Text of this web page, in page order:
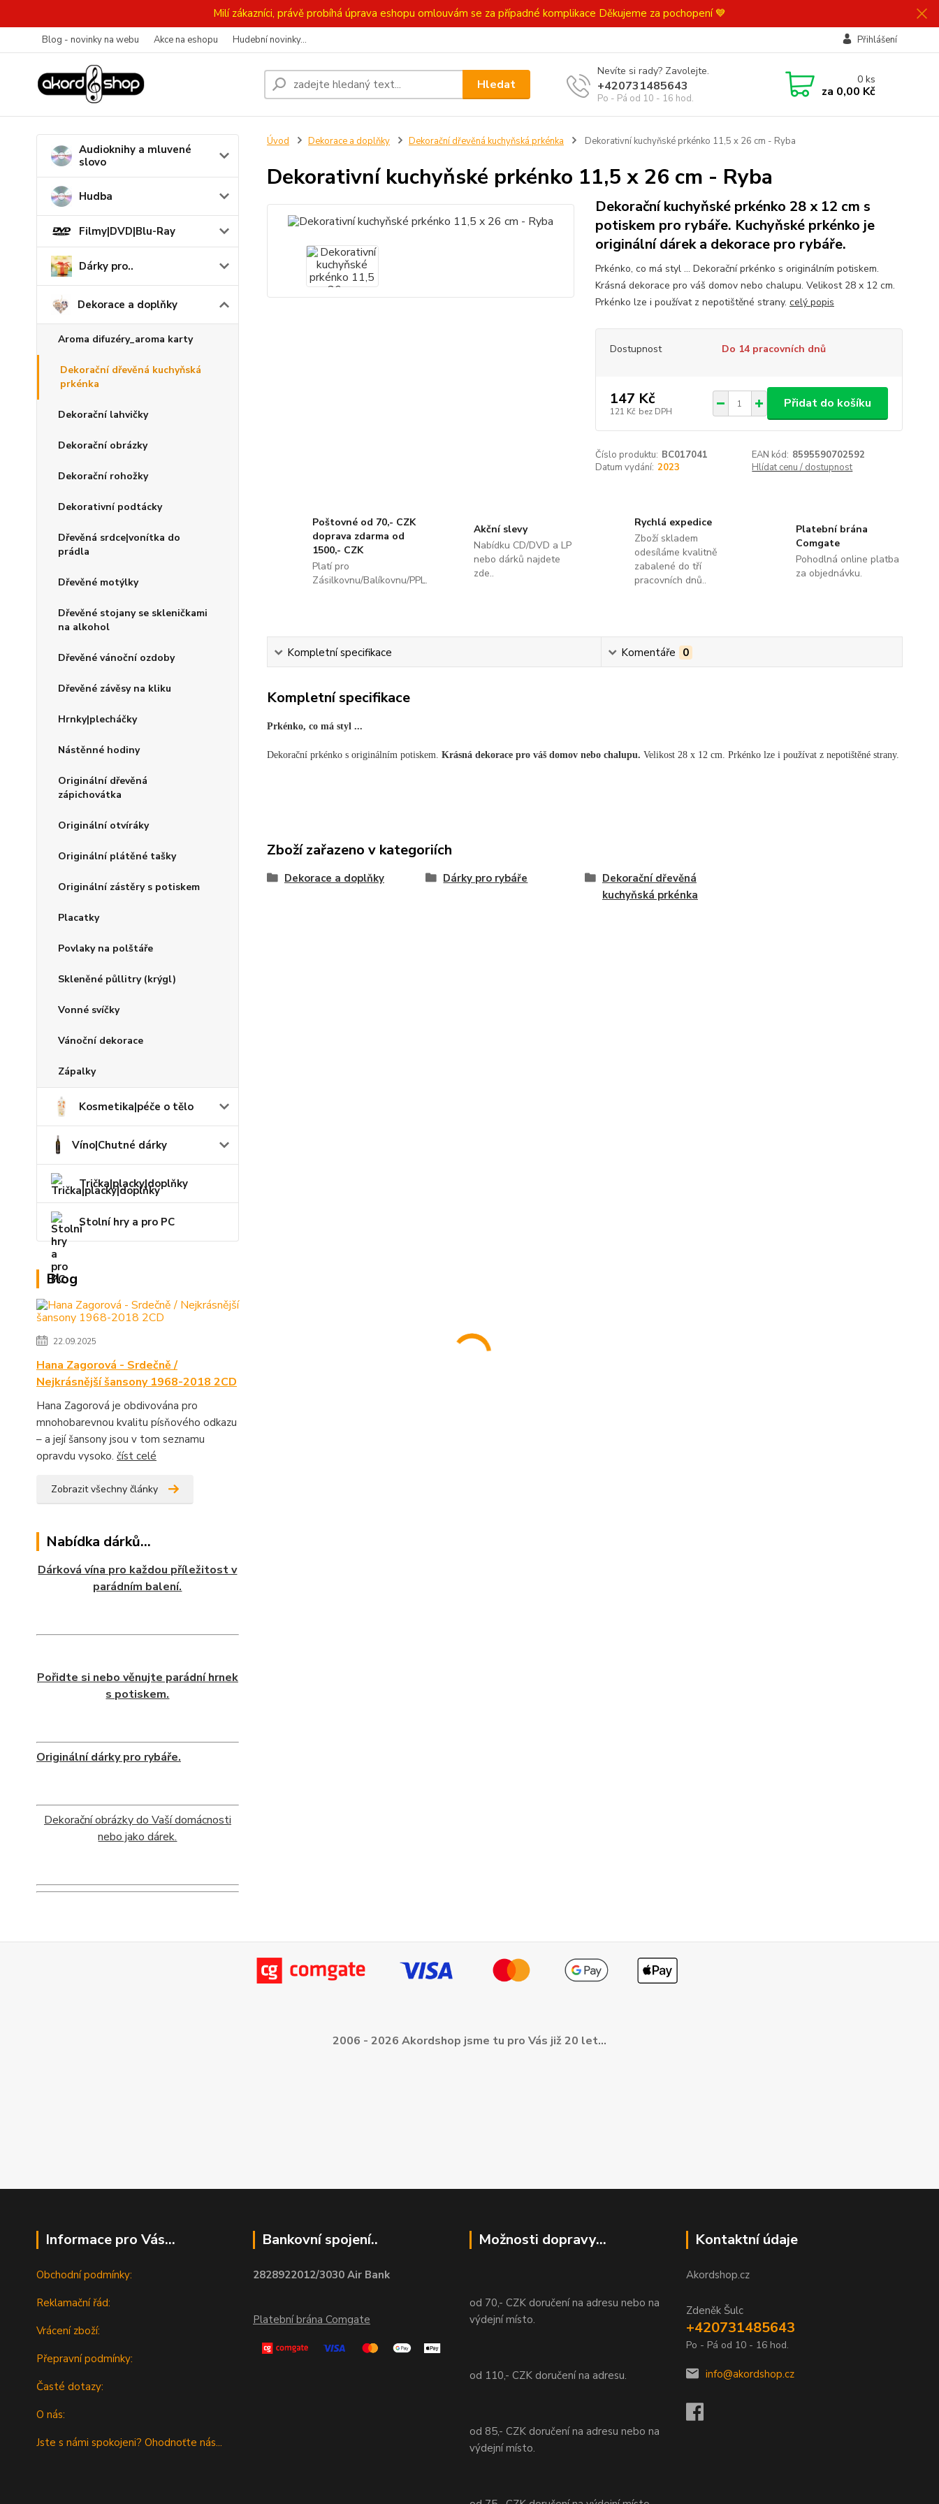
Milí zákazníci, právě probíhá úprava eshopu omlouvám se za případné komplikace Děkujeme za pochopení 💙
Blog - novinky na webu Akce na eshopu Hudební novinky... Přihlášení
Hledat
Nevíte si rady? Zavolejte.
+420731485643
Po - Pá od 10 - 16 hod.
0ks
za 0,00 Kč
Audioknihy a mluvené
slovo
Hudba
Filmy|DVD|Blu-Ray
Dárky pro..
Dekorace a doplňky
Aroma difuzéry_aroma karty
Dekorační dřevěná kuchyňská
prkénka
Dekorační lahvičky
Dekorační obrázky
Dekorační rohožky
Dekorativní podtácky
Dřevěná srdce|vonítka do
prádla
Dřevěné motýlky
Dřevěné stojany se skleničkami
na alkohol
Dřevěné vánoční ozdoby
Dřevěné závěsy na kliku
Hrnky|plecháčky
Nástěnné hodiny
Originální dřevěná
zápichovátka
Originální otvíráky
Originální plátěné tašky
Originální zástěry s potiskem
Placatky
Povlaky na polštáře
Skleněné půllitry (krýgl)
Vonné svíčky
Vánoční dekorace
Zápalky
Kosmetika|péče o tělo
Víno|Chutné dárky
Trička|placky|doplňky
Stolní hry a pro PC
Blog
22.09.2025
Hana Zagorová - Srdečně /
Nejkrásnější šansony 1968-2018 2CD
Hana Zagorová je obdivována pro
mnohobarevnou kvalitu písňového odkazu
– a její šansony jsou v tom seznamu
opravdu vysoko. číst celé
Zobrazit všechny články
Nabídka dárků...
Dárková vína pro každou příležitost v
parádním balení.
Pořidte si nebo věnujte parádní hrnek
s potiskem.
Originální dárky pro rybáře.
Dekorační obrázky do Vaší domácnosti
nebo jako dárek.
Úvod Dekorace a doplňky Dekorační dřevěná kuchyňská prkénka Dekorativní kuchyňské prkénko 11,5 x 26 cm - Ryba
Dekorativní kuchyňské prkénko 11,5 x 26 cm - Ryba
Dekorační kuchyňské prkénko 28 x 12 cm s
potiskem pro rybáře. Kuchyňské prkénko je
originální dárek a dekorace pro rybáře.
Prkénko, co má styl ... Dekorační prkénko s originálním potiskem.
Krásná dekorace pro váš domov nebo chalupu. Velikost 28 x 12 cm.
Prkénko lze i používat z nepotištěné strany. celý popis
Dostupnost Do 14 pracovních dnů
147 Kč
121 Kč bez DPH
Přidat do košíku
Číslo produktu: BC017041 EAN kód: 8595590702592
Datum vydání: 2023 Hlídat cenu / dostupnost
Poštovné od 70,- CZK
doprava zdarma od
1500,- CZK
Platí pro
Zásilkovnu/Balíkovnu/PPL.
Akční slevy
Nabídku CD/DVD a LP
nebo dárků najdete
zde..
Rychlá expedice
Zboží skladem
odesíláme kvalitně
zabalené do tří
pracovních dnů..
Platební brána
Comgate
Pohodlná online platba
za objednávku.
Kompletní specifikace Komentáře 0
Kompletní specifikace
Prkénko, co má styl ...
Dekorační prkénko s originálním potiskem. Krásná dekorace pro váš domov nebo chalupu. Velikost 28 x 12 cm. Prkénko lze i používat z nepotištěné strany.
Zboží zařazeno v kategoriích
Dekorace a doplňky Dárky pro rybáře
Dekorační dřevěná
kuchyňská prkénka
2006 - 2026 Akordshop jsme tu pro Vás již 20 let...
Informace pro Vás...
Obchodní podmínky:
Reklamační řád:
Vrácení zboží:
Přepravní podmínky:
Časté dotazy:
O nás:
Jste s námi spokojeni? Ohodnoťte nás...
Bankovní spojení..
2828922012/3030 Air Bank
Platební brána Comgate
Možnosti dopravy...
od 70,- CZK doručení na adresu nebo na
výdejní místo.
od 110,- CZK doručení na adresu.
od 85,- CZK doručení na adresu nebo na
výdejní místo.
Kontaktní údaje
Akordshop.cz
Zdeněk Šulc
+420731485643
Po - Pá od 10 - 16 hod.
info@akordshop.cz